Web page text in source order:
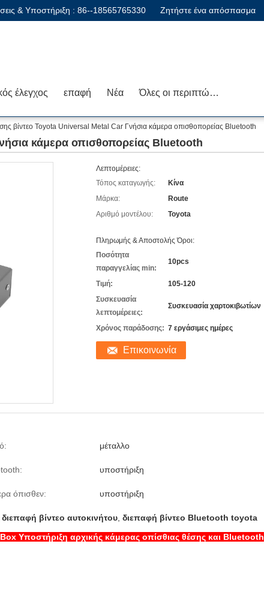
& Υποστήριξη : 86--18565765330 Ζητήστε ένα απόσπασμα
έλεγχος επαφή Νέα Όλες οι περιπτώσεις
βίντεο Toyota Universal Metal Car Γνήσια κάμερα οπισθοπορείας Bluetooth
κάμερα οπισθοπορείας Bluetooth
Λεπτομέρειες:
Τόπος καταγωγής:
Κίνα
Μάρκα:
Route
Αριθμό μοντέλου:
Toyota
Πληρωμής & Αποστολής Όροι:
Ποσότητα
παραγγελίας min:
10pcs
Τιμή:
105-120
Συσκευασία
λεπτομέρειες:
Συσκευασία χαρτοκιβωτίων
Χρόνος παράδοσης: 7 εργάσιμες ημέρες
Επικοινωνία
μέταλλο
υποστήριξη
όπισθεν: υποστήριξη
διεπαφή βίντεο αυτοκινήτου διεπαφή βίντεο Bluetooth toyota
Υποστήριξη αρχικής κάμερας οπίσθιας θέσης και Bluetooth